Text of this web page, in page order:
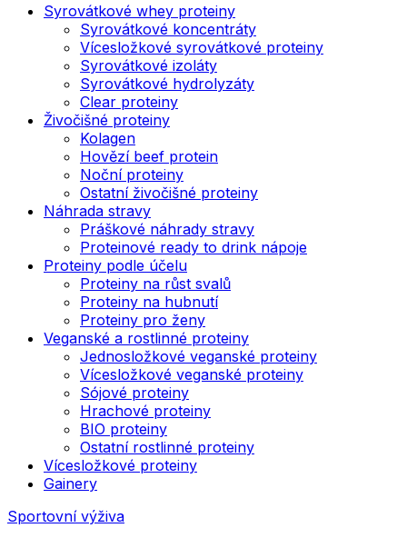
Syrovátkové whey proteiny
Syrovátkové koncentráty
Vícesložkové syrovátkové proteiny
Syrovátkové izoláty
Syrovátkové hydrolyzáty
Clear proteiny
Živočišné proteiny
Kolagen
Hovězí beef protein
Noční proteiny
Ostatní živočišné proteiny
Náhrada stravy
Práškové náhrady stravy
Proteinové ready to drink nápoje
Proteiny podle účelu
Proteiny na růst svalů
Proteiny na hubnutí
Proteiny pro ženy
Veganské a rostlinné proteiny
Jednosložkové veganské proteiny
Vícesložkové veganské proteiny
Sójové proteiny
Hrachové proteiny
BIO proteiny
Ostatní rostlinné proteiny
Vícesložkové proteiny
Gainery
Sportovní výživa